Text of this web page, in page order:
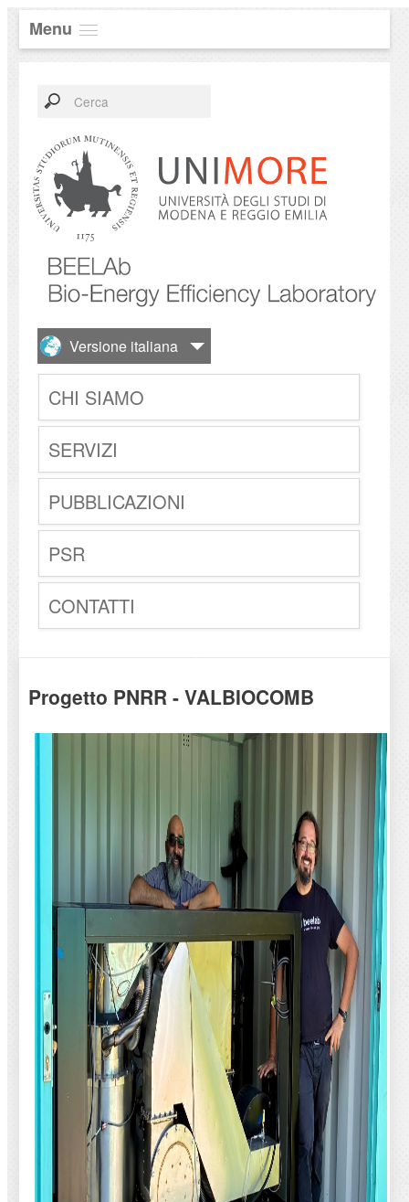
Menu
CHI SIAMO
SERVIZI
PUBBLICAZIONI
PSR
CONTATTI
Progetto PNRR - VALBIOCOMB